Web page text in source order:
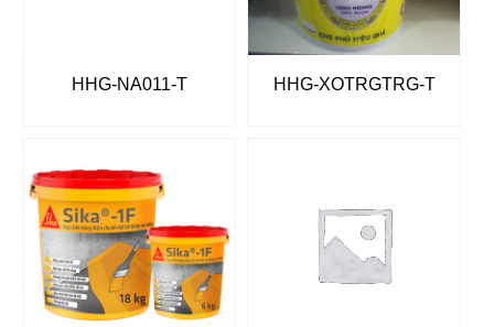
HHG-NA011-T HHG-XOTRGTRG-T